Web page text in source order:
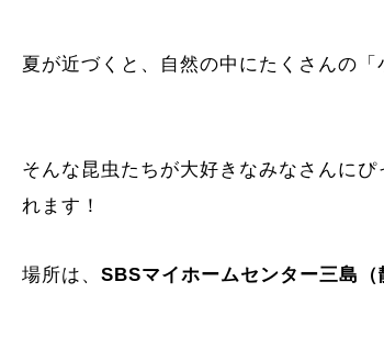
夏が近づくと、自然の中にたくさんの
そんな昆虫たちが大好きなみなさんに
れます！
場所は、 SBSマイホームセンター三島（